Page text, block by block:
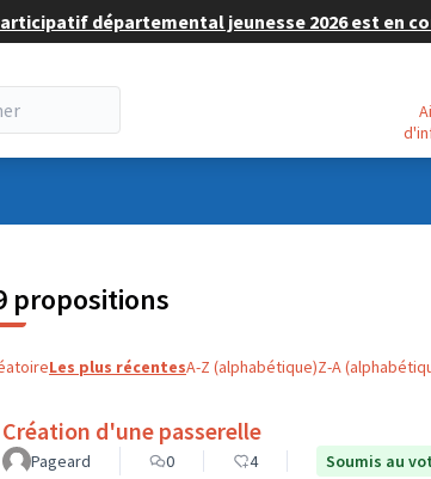
départemental jeunesse 2026 est en
Aide - Plus
utilisateur
propositions
Les plus récentesA-Z (alphabétique)Z-A
Création d'une passerelle
Pageard 0 4 Soumis au